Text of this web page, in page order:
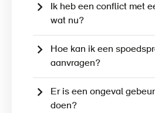
Ik heb een conflict met
wat nu?
Hoe kan ik een
aanvragen?
Er is een ongeval
doen?